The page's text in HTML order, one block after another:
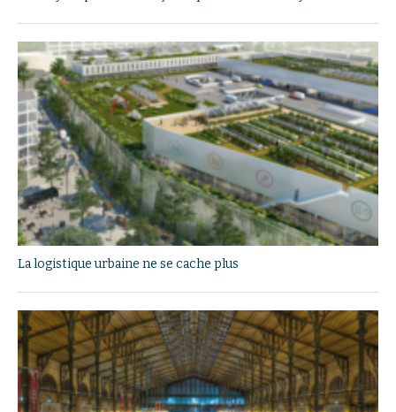
La logistique urbaine ne se cache plus